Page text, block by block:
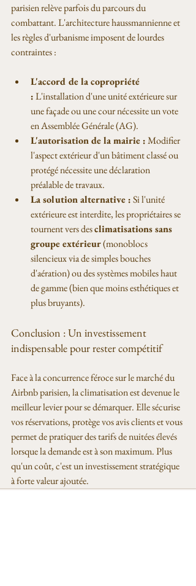
parisien relève parfois du parcours du
combattant. L'architecture haussmannienne et
les règles d'urbanisme imposent de lourdes
contraintes :
L'accord de la copropriété
: L'installation d'une unité extérieure sur
une façade ou une cour nécessite un vote
en Assemblée Générale (AG).
L'autorisation de la mairie : Modifier
l'aspect extérieur d'un bâtiment classé ou
protégé nécessite une déclaration
préalable de travaux.
La solution alternative : Si l'unité
extérieure est interdite, les propriétaires se
tournent vers des climatisations sans
groupe extérieur (monoblocs
silencieux via de simples bouches
d'aération) ou des systèmes mobiles haut
de gamme (bien que moins esthétiques et
plus bruyants).
Conclusion : Un investissement
indispensable pour rester compétitif
Face à la concurrence féroce sur le marché du
Airbnb parisien, la climatisation est devenue le
meilleur levier pour se démarquer. Elle sécurise
vos réservations, protège vos avis clients et vous
permet de pratiquer des tarifs de nuitées élevés
lorsque la demande est à son maximum. Plus
qu'un coût, c'est un investissement stratégique
à forte valeur ajoutée.